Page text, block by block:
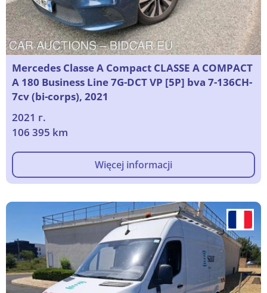
Mercedes Classe A Compact CLASSE A COMPACT
A 180 Business Line 7G-DCT VP [5P] bva 7-136CH-
7cv (bi-corps), 2021
2021 г.
106 395 km
Więcej informacji